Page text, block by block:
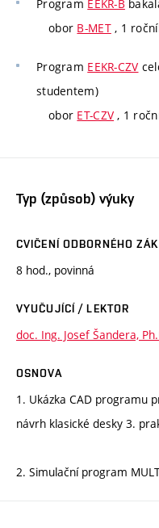
Program EEKR-B
obor B-MET, 1
Program EEKR-CZV
studentem)
obor ET-CZV , 1
Typ (způsob) výuky
CVIČENÍ ODBORNÉHO
8 hod., povinná
VYUČUJÍCÍ / LEKTOR
doc. Ing. Josef Šandera,
OSNOVA
1. Ukázka CAD programu
návrh klasické desky 3.
2. Simulační program